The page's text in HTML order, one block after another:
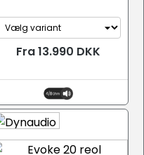
Fra 13.990 DKK